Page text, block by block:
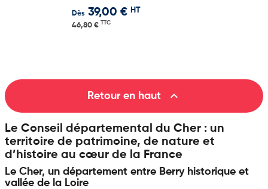
Dès 39,00 € HT
46,80 € TTC
Retour en haut 
Le Conseil départemental du Cher : un
territoire de patrimoine, de nature et
d’histoire au cœur de la France
Le Cher, un département entre Berry historique et
vallée de la Loire